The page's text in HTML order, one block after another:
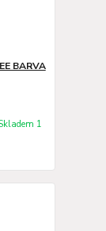
BARVA
1